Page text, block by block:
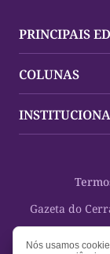
PRINCIPAIS
Últimas Notícias
Palmas
Mundo
Oportunidades
Cultura
Saúde
Educação
COLUNAS
Trocando em
Policial
Planeta Vivo
Espaço
Turistando
Nosso Direito
Gazeta do
Nós usamos